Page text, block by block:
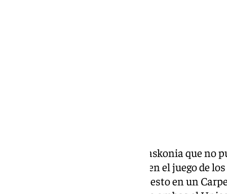
El Unicaja se divirtió ante un Baskonia que no
físico. Los cajistas no entraron en el juego de
mostraron un muy buen baloncesto en un